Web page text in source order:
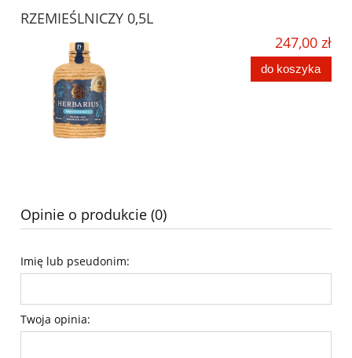
RZEMIEŚLNICZY 0,5L
247,00 zł
do koszyka
Opinie o produkcie (0)
Imię lub pseudonim:
Twoja opinia: